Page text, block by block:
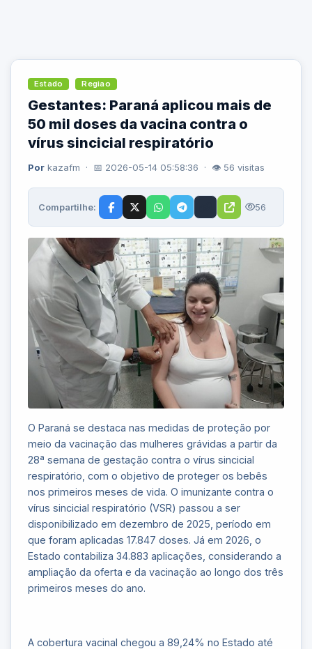
Estado Regiao
Gestantes: Paraná aplicou mais de
50 mil doses da vacina contra o
vírus sincicial respiratório
Por kazafm · 📅 2026-05-14 05:58:36 · 👁 56 visitas
Compartilhe: 56
O Paraná se destaca nas medidas de proteção por
meio da vacinação das mulheres grávidas a partir da
28ª semana de gestação contra o vírus sincicial
respiratório, com o objetivo de proteger os bebês
nos primeiros meses de vida. O imunizante contra o
vírus sincicial respiratório (VSR) passou a ser
disponibilizado em dezembro de 2025, período em
que foram aplicadas 17.847 doses. Já em 2026, o
Estado contabiliza 34.883 aplicações, considerando a
ampliação da oferta e da vacinação ao longo dos três
primeiros meses do ano.
A cobertura vacinal chegou a 89,24% no Estado até